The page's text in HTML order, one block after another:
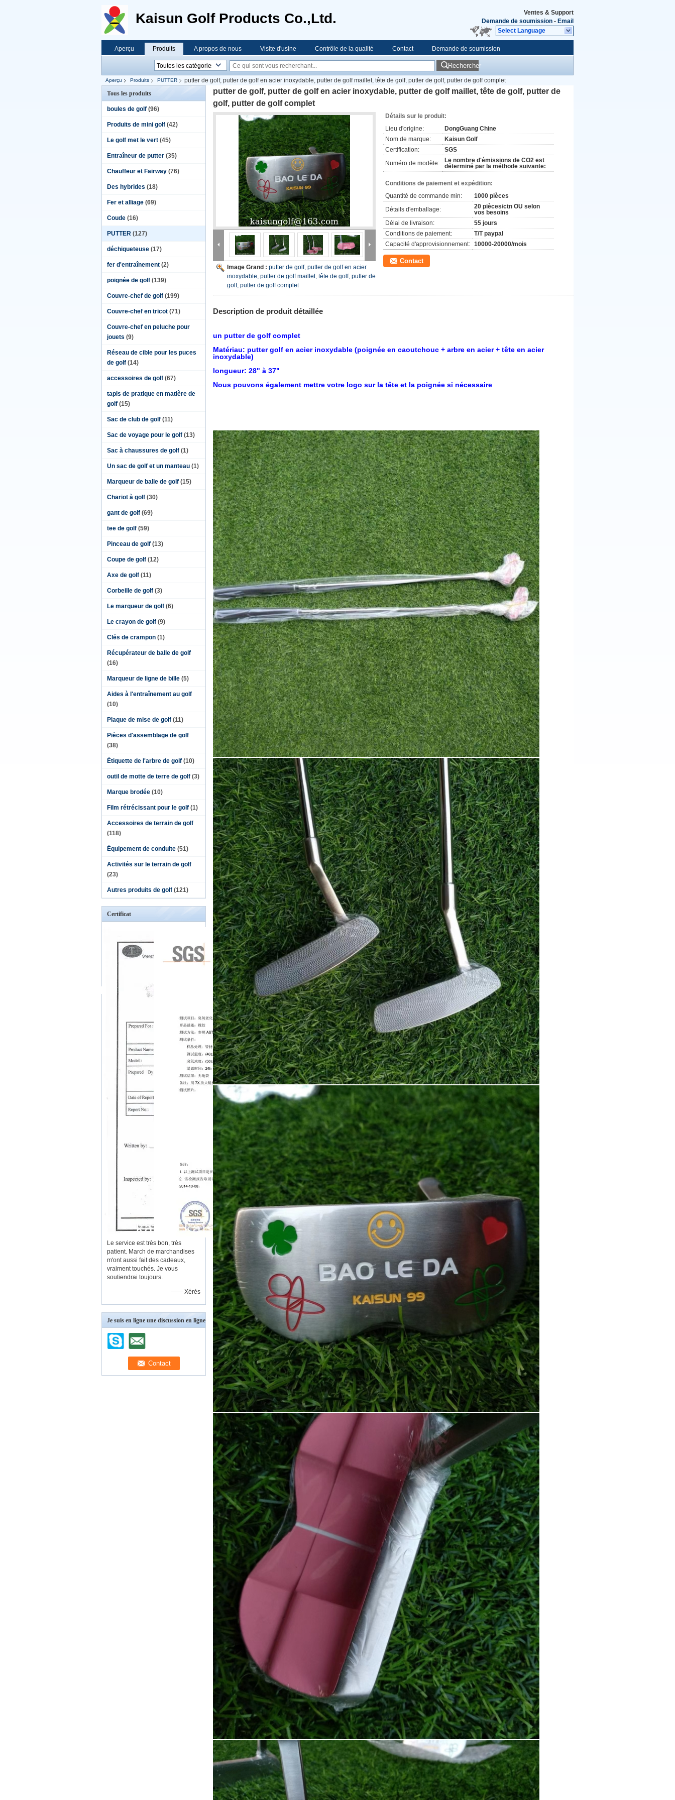
Kaisun Golf Products Co.,Ltd.
Ventes & Support
Demande de soumission - Email
Select Language
Aperçu Produits A propos de nous Visite d'usine Contrôle de la qualité Contact Demande de soumission
Rechercher
Aperçu Produits PUTTER
putter de golf, putter de golf en acier inoxydable, putter de golf maillet, tête de golf, putter de golf, putter de golf complet
Tous les produits
boules de golf (96)
Produits de mini golf (42)
Le golf met le vert (45)
Entraîneur de putter (35)
Chauffeur et Fairway (76)
Des hybrides (18)
Fer et alliage (69)
Coude (16)
PUTTER (127)
déchiqueteuse (17)
fer d'entraînement (2)
poignée de golf (139)
Couvre-chef de golf (199)
Couvre-chef en tricot (71)
Couvre-chef en peluche pour
jouets (9)
Réseau de cible pour les puces
de golf (14)
accessoires de golf (67)
tapis de pratique en matière de
golf (15)
Sac de club de golf (11)
Sac de voyage pour le golf (13)
Sac à chaussures de golf (1)
Un sac de golf et un manteau (1)
Marqueur de balle de golf (15)
Chariot à golf (30)
gant de golf (69)
tee de golf (59)
Pinceau de golf (13)
Coupe de golf (12)
Axe de golf (11)
Corbeille de golf (3)
Le marqueur de golf (6)
Le crayon de golf (9)
Clés de crampon (1)
Récupérateur de balle de golf
(16)
Marqueur de ligne de bille (5)
Aides à l'entraînement au golf
(10)
Plaque de mise de golf (11)
Pièces d'assemblage de golf
(38)
Étiquette de l'arbre de golf (10)
outil de motte de terre de golf (3)
Marque brodée (10)
Film rétrécissant pour le golf (1)
Accessoires de terrain de golf
(118)
Équipement de conduite (51)
Activités sur le terrain de golf
(23)
Autres produits de golf (121)
Certificat
Le service est très bon, très
patient. March de marchandises
m'ont aussi fait des cadeaux,
vraiment touchés. Je vous
soutiendrai toujours.
—— Xérès
Je suis en ligne une discussion en ligne
putter de golf, putter de golf en acier inoxydable, putter de golf maillet, tête de golf, putter de
golf, putter de golf complet
Image Grand : putter de golf, putter de golf en acier
inoxydable, putter de golf maillet, tête de golf, putter de
golf, putter de golf complet
Détails sur le produit:
Lieu d'origine:
DongGuang Chine
Nom de marque:
Kaisun Golf
Certification:
SGS
Numéro de modèle:
Le nombre d'émissions de CO2 est
déterminé par la méthode suivante:
Conditions de paiement et expédition:
Quantité de commande min:
1000 pièces
Détails d'emballage:
20 pièces/ctn OU selon
vos besoins
Délai de livraison:
55 jours
Conditions de paiement:
T/T paypal
Capacité d'approvisionnement: 10000-20000/mois
Contact
Description de produit détaillée
un putter de golf complet
Matériau: putter golf en acier inoxydable (poignée en caoutchouc + arbre en acier + tête en acier
inoxydable)
longueur: 28" à 37"
Nous pouvons également mettre votre logo sur la tête et la poignée si nécessaire